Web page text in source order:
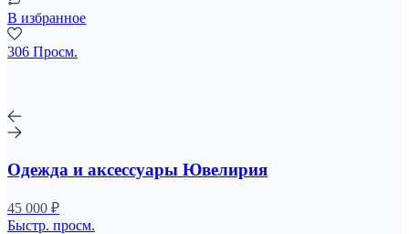
В избранное
306 Просм.
Одежда и аксессуары Ювелирия
45 000 ₽
Быстр. просм.